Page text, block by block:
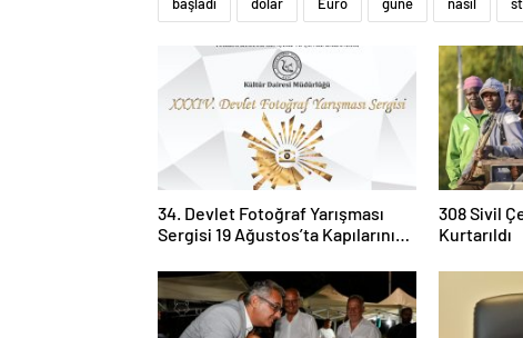
34. Devlet Fotoğraf Yarışması
Sergisi 19 Ağustos’ta Kapılarını
308 Sivil
Kurtarıldı